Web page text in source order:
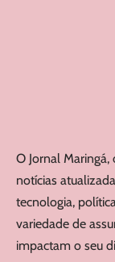
O Jornal Maringá,
notícias
tecnologia,
variedade de
impactam o seu